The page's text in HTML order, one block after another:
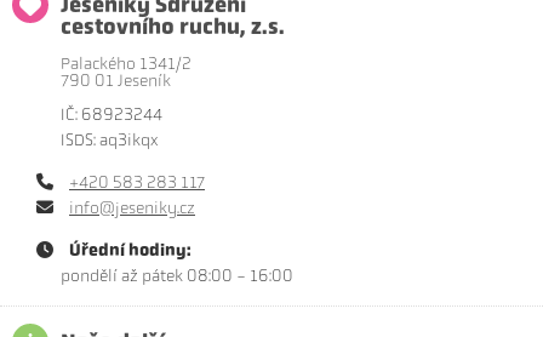
cestovního ruchu, z.s.
Palackého 1341/2
790 01 Jeseník
IČ: 68923244
ISDS: aq3ikqx
+420 583 283 117
info@jeseniky.cz
Úřední hodiny:
pondělí až pátek 08:00 - 16:00